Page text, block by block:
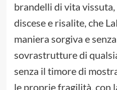
brandelli di vita
discese e risalite, che
maniera sorgiva e
sovrastrutture di
senza il timore di
le proprie fragilità, con